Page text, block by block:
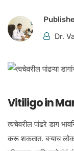
Dr.
Vitiligo in
त्वचेवरील पांढरे डाग
करू शकतात. बऱ्याच